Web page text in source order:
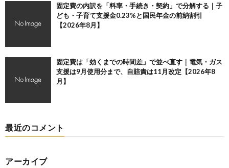
固定費の内訳を「料率・手続き・契約」で分解する｜子
ども・子育て支援金0.23%と国民年金の前納割引
【2026年8月】
固定費は「効くまでの時間差」で並べ直す｜電気・ガス
支援は9月使用分まで、自賠責は11月改定【2026年8
月】
最近のコメント
アーカイブ